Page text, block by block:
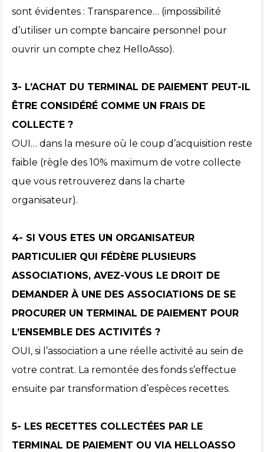
sont évidentes : Transparence… (impossibilité
d’utiliser un compte bancaire personnel pour
ouvrir un compte chez HelloAsso).
3- L’ACHAT DU TERMINAL DE PAIEMENT PEUT-IL
ÊTRE CONSIDÉRÉ COMME UN FRAIS DE
COLLECTE ?
OUI… dans la mesure où le coup d’acquisition reste
faible (règle des 10% maximum de votre collecte
que vous retrouverez dans la charte
organisateur).
4- SI VOUS ETES UN ORGANISATEUR
PARTICULIER QUI FÉDÈRE PLUSIEURS
ASSOCIATIONS, AVEZ-VOUS LE DROIT DE
DEMANDER À UNE DES ASSOCIATIONS DE SE
PROCURER UN TERMINAL DE PAIEMENT POUR
L’ENSEMBLE DES ACTIVITÉS ?
OUI, si l’association a une réelle activité au sein de
votre contrat. La remontée des fonds s’effectue
ensuite par transformation d’espèces recettes.
5- LES RECETTES COLLECTÉES PAR LE
TERMINAL DE PAIEMENT OU VIA HELLOASSO